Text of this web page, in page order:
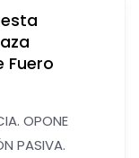
Fuero
OPONE
PASIVA.